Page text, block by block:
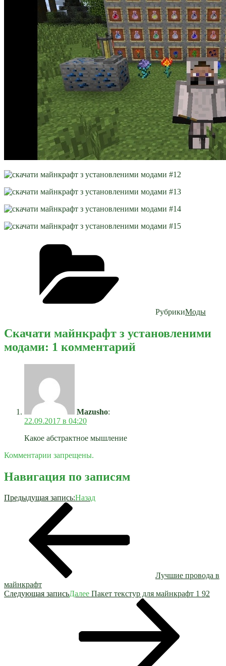
РубрикиМоды
Скачати майнкрафт з установленими
модами: 1 комментарий
Mazusho:
22.09.2017 в 04:20
Какое абстрактное мышление
Комментарии запрещены.
Навигация по записям
Предыдущая запись:Назад
Лучшие провода в
майнкрафт
Следующая записьДалее Пакет текстур для майнкрафт 1 92